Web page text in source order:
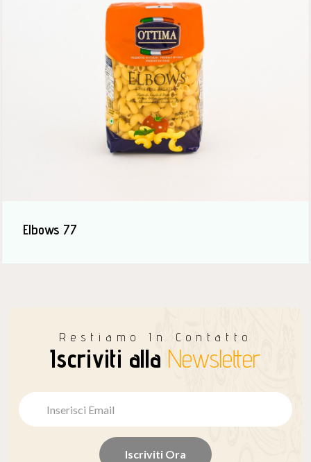
Elbows 77
Restiamo In Contatto
Iscriviti alla Newsletter
Iscriviti Ora